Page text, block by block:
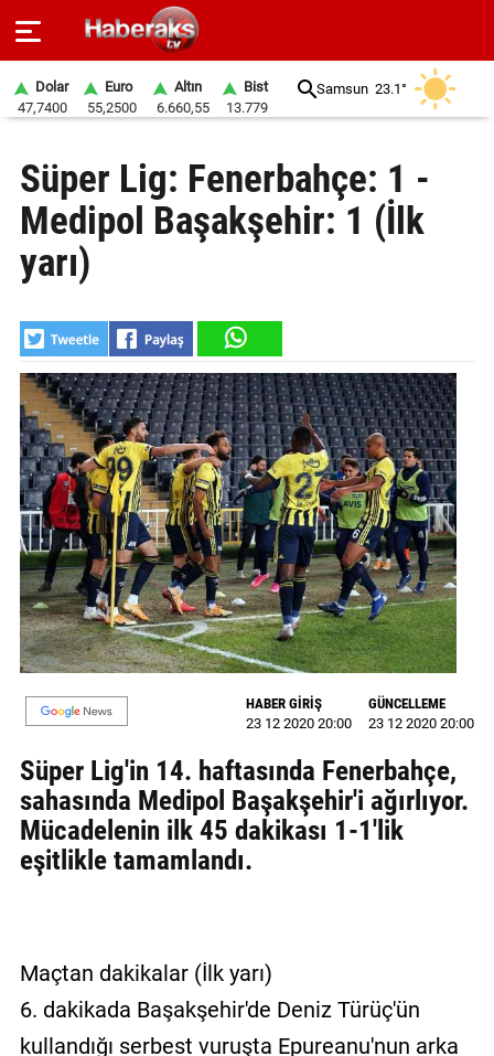
SPOR
YAŞAM
EKONOMİ
BELEDİYELER
SAĞLIK
SİYASET
EĞİTİM
GALERİ
VİDEO
YAZARLAR
BİZE
Künye
İletişim
Gizlilik
Sözleşmesi
Dolar
47,7400
Euro
55,2500
Altın
6.660,55
Bist
13.779
Samsun 23.1°
Süper Lig: Fenerbahçe: 1 -
Medipol Başakşehir: 1 (İlk
yarı)
HABER GİRİŞ
23 12 2020 20:00
GÜNCELLEME
23 12 2020 20:00
Süper Lig'in 14. haftasında Fenerbahçe,
sahasında Medipol Başakşehir'i ağırlıyor.
Mücadelenin ilk 45 dakikası 1-1'lik
eşitlikle tamamlandı.
Maçtan dakikalar (İlk yarı)
6. dakikada Başakşehir'de Deniz Türüç'ün
kullandığı serbest vuruşta Epureanu'nun arka